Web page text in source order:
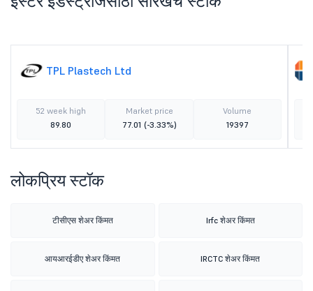
TPL Plastech Ltd
52 week high
89.80
Market price
77.01 (-3.33%)
Volume
19397
लोकप्रिय स्टॉक
टीसीएस शेअर किंमत Irfc शेअर किंमत
आयआरईडीए शेअर किंमत IRCTC शेअर किंमत